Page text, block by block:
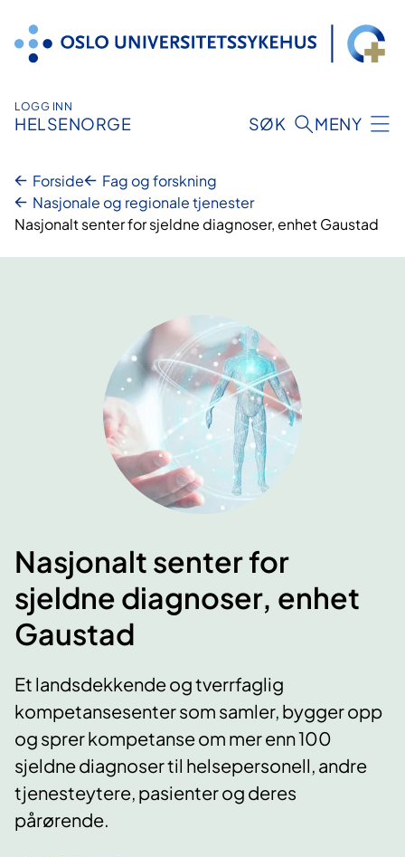
innhold
LOGG INN
HELSENORGE SØK MENY
Forside
Fag og forskning
Nasjonale og regionale tjenester
Nasjonalt senter for sjeldne diagnoser, enhet Gaustad
Nasjonalt senter for
sjeldne diagnoser, enhet
Gaustad
Et landsdekkende og tverrfaglig
kompetansesenter som samler, bygger opp
og sprer kompetanse om mer enn 100
sjeldne diagnoser til helsepersonell, andre
tjenesteytere, pasienter og deres
pårørende.